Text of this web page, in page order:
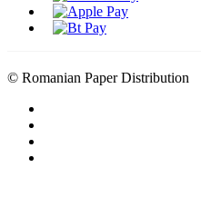
© Romanian Paper Distribution